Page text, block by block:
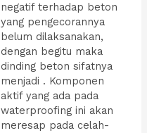
negatif terhadap beton
yang pengecorannya
belum dilaksanakan,
dengan begitu maka
dinding beton sifatnya
menjadi . Komponen
aktif yang ada pada
waterproofing ini akan
meresap pada celah-